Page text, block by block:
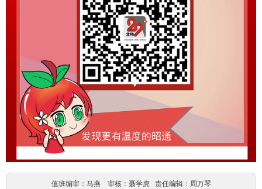
值班编审：马燕 审核：聂学虎 责任编辑：周万琴